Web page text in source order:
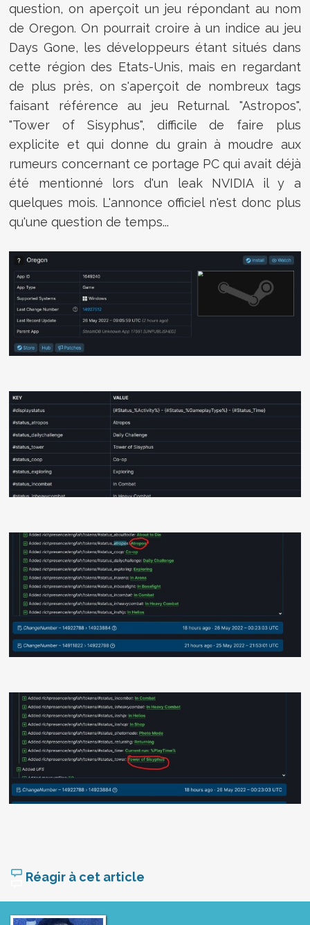
question, on aperçoit un jeu répondant au nom
de Oregon. On pourrait croire à un indice au jeu
Days Gone, les développeurs étant situés dans
cette région des Etats-Unis, mais en regardant
de plus près, on s'aperçoit de nombreux tags
faisant référence au jeu Returnal. "Astropos",
"Tower of Sisyphus", difficile de faire plus
explicite et qui donne du grain à moudre aux
rumeurs concernant ce portage PC qui avait déjà
été mentionné lors d'un leak NVIDIA il y a
quelques mois. L'annonce officiel n'est donc plus
qu'une question de temps...
Réagir à cet article